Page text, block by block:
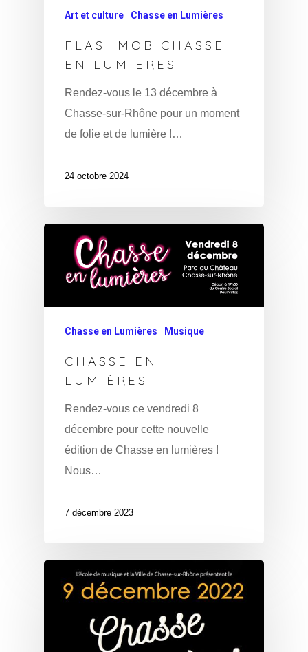
Art et culture Chasse en Lumières
FLASHMOB CHASSE
EN LUMIERES
Rendez-vous le 13 décembre à
Chasse-sur-Rhône pour un moment
de folie et de lumière !…
24 octobre 2024
Chasse en Lumières Musique
CHASSE EN
LUMIÈRES
Rendez-vous ce vendredi 8
décembre pour cette nouvelle
édition de Chasse en lumières !
Nous…
7 décembre 2023